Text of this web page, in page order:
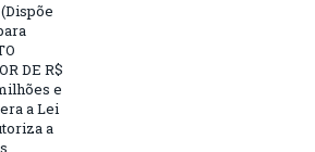
DE R$
e
a Lei
a